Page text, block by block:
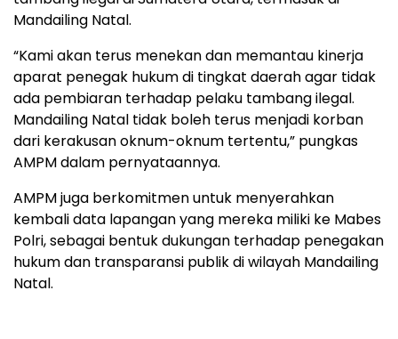
Mandailing Natal.
“Kami akan terus menekan dan memantau kinerja
aparat penegak hukum di tingkat daerah agar tidak
ada pembiaran terhadap pelaku tambang ilegal.
Mandailing Natal tidak boleh terus menjadi korban
dari kerakusan oknum-oknum tertentu,” pungkas
AMPM dalam pernyataannya.
AMPM juga berkomitmen untuk menyerahkan
kembali data lapangan yang mereka miliki ke Mabes
Polri, sebagai bentuk dukungan terhadap penegakan
hukum dan transparansi publik di wilayah Mandailing
Natal.